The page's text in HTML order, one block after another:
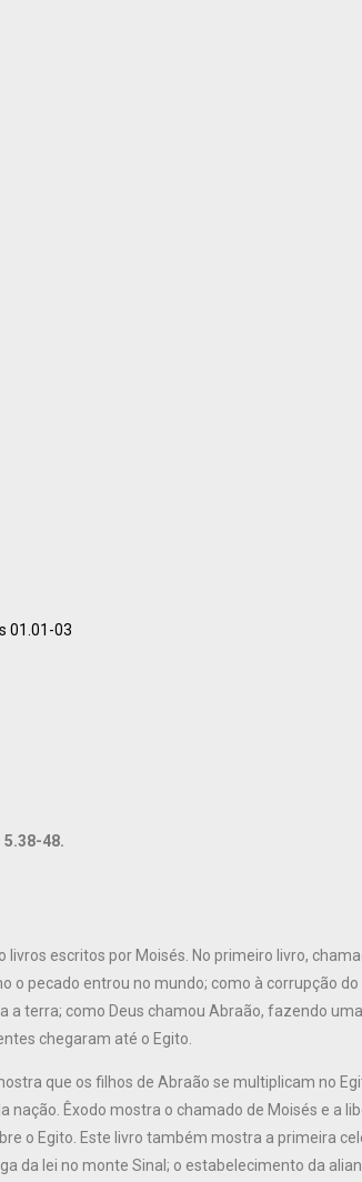
48.
escritos por Moisés. No primeiro livro,
o pecado entrou no mundo; como à corrupção
a terra; como Deus chamou Abraão, fazendo
chegaram até o Egito.
que os filhos de Abraão se multiplicam no
Êxodo mostra o chamado de Moisés e a
o Egito. Este livro também mostra a primeira
da lei no monte Sinal; o estabelecimento da